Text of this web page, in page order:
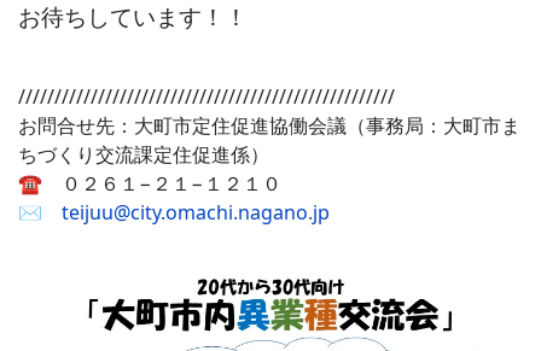
お待ちしています！！
////////////////////////////////////////////////////
お問合せ先：大町市定住促進協働会議（事務局：大町市ま
ちづくり交流課定住促進係）
☎ ０２６１−２１−１２１０
✉ teijuu@city.omachi.nagano.jp